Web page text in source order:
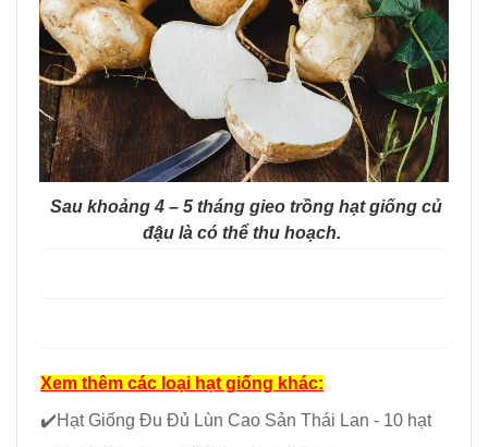
Sau khoảng 4 – 5 tháng gieo trồng hạt giống củ
đậu là có thể thu hoạch.
Xem thêm các loại hạt giống khác:
✔️Hạt Giống Đu Đủ Lùn Cao Sản Thái Lan - 10 hạt